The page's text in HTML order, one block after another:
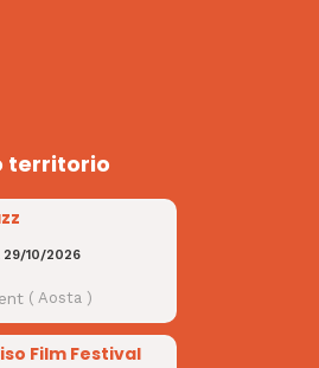
territorio
29/10/2026
(Aosta )
Film Festival